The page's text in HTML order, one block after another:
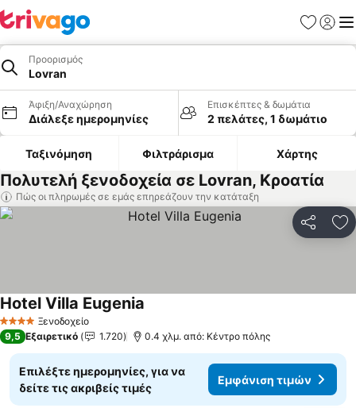
Προορισμός
Lovran
Άφιξη/Αναχώρηση
Διάλεξε ημερομηνίες
Επισκέπτες & δωμάτια
2 πελάτες, 1 δωμάτιο
Ταξινόμηση Φιλτράρισμα Χάρτης
Πολυτελή ξενοδοχεία σε Lovran, Κροατία
Πώς οι πληρωμές σε εμάς επηρεάζουν την κατάταξη
4 ΑστέριαΞενοδοχείο
Hotel Villa Eugenia
9,5 Εξαιρετικό 1.720 0.4 χλμ. από: Κέντρο πόλης
Επιλέξτε ημερομηνίες, για να
δείτε τις ακριβείς τιμές
Εμφάνιση τιμών